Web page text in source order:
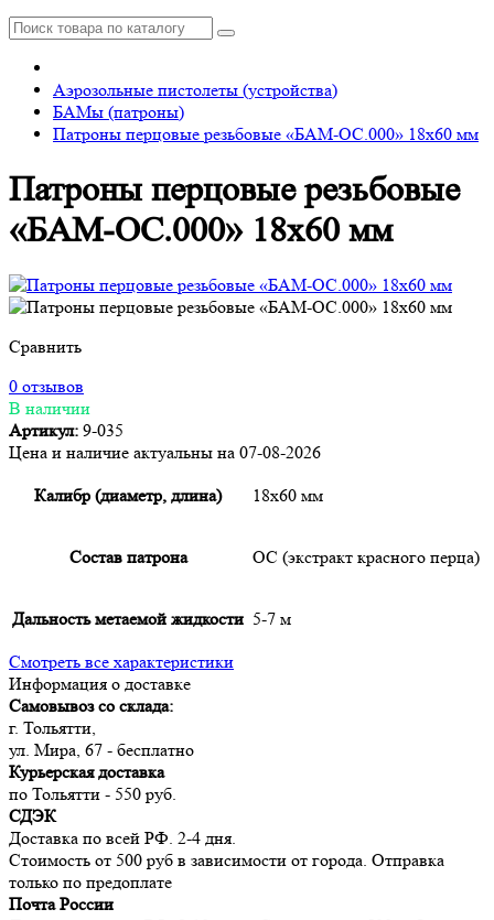
Аэрозольные пистолеты (устройства)
БАМы (патроны)
Патроны перцовые резьбовые «БАМ-ОС.000» 18х60 мм
Патроны перцовые резьбовые
«БАМ-ОС.000» 18х60 мм
Сравнить
0 отзывов
В наличии
Артикул: 9-035
Цена и наличие актуальны на 07-08-2026
Калибр (диаметр, длина) 18х60 мм
Состав патрона OC (экстракт красного перца)
Дальность метаемой жидкости 5-7 м
Смотреть все характеристики
Информация о доставке
Самовывоз со склада:
г. Тольятти,
ул. Мира, 67 - бесплатно
Курьерская доставка
по Тольятти - 550 руб.
СДЭК
Доставка по всей РФ. 2-4 дня.
Стоимость от 500 руб в зависимости от города. Отправка
только по предоплате
Почта России